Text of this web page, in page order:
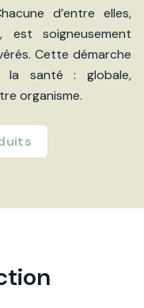
d’entre elles,
est soigneusement
Cette démarche
la santé : globale,
organisme.